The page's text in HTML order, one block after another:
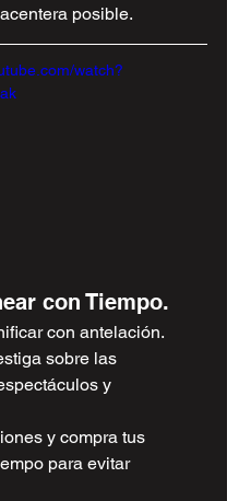
posible.
watch?
con Tiempo.
con antelación.
sobre las
y
y compra tus
para evitar